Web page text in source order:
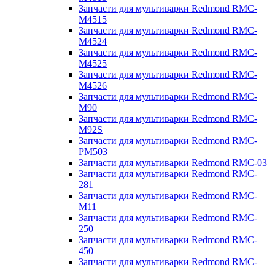
Запчасти для мультиварки Redmond RMC-
M4515
Запчасти для мультиварки Redmond RMC-
M4524
Запчасти для мультиварки Redmond RMC-
M4525
Запчасти для мультиварки Redmond RMC-
M4526
Запчасти для мультиварки Redmond RMC-
M90
Запчасти для мультиварки Redmond RMC-
M92S
Запчасти для мультиварки Redmond RMC-
PM503
Запчасти для мультиварки Redmond RMC-03
Запчасти для мультиварки Redmond RMC-
281
Запчасти для мультиварки Redmond RMC-
M11
Запчасти для мультиварки Redmond RMC-
250
Запчасти для мультиварки Redmond RMC-
450
Запчасти для мультиварки Redmond RMC-